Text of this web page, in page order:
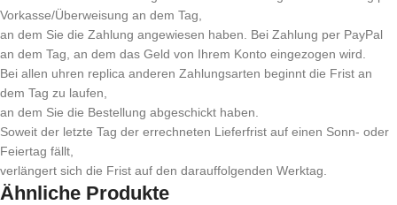
Vorkasse/Überweisung an dem Tag,
an dem Sie die Zahlung angewiesen haben. Bei Zahlung per PayPal
an dem Tag, an dem das Geld von Ihrem Konto eingezogen wird.
Bei allen uhren replica anderen Zahlungsarten beginnt die Frist an
dem Tag zu laufen,
an dem Sie die Bestellung abgeschickt haben.
Soweit der letzte Tag der errechneten Lieferfrist auf einen Sonn- oder
Feiertag fällt,
verlängert sich die Frist auf den darauffolgenden Werktag.
Ähnliche Produkte